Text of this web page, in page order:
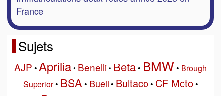
France
Sujets
AJP • Aprilia• Benelli• Beta• BMW • Brough
Superior• BSA• Buell • Bultaco• CF Moto•